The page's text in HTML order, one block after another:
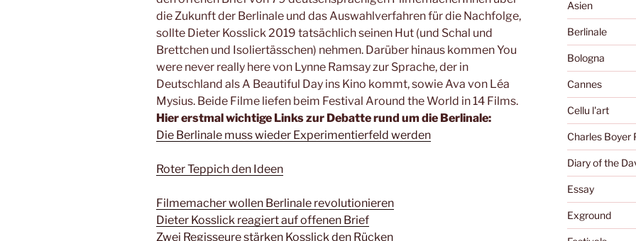
die Zukunft der Berlinale und das Auswahlverfahren für die Nachfolge,
sollte Dieter Kosslick 2019 tatsächlich seinen Hut (und Schal und
Brettchen und Isoliertässchen) nehmen. Darüber hinaus kommen You
were never really here von Lynne Ramsay zur Sprache, der in
Deutschland als A Beautiful Day ins Kino kommt, sowie Ava von Léa
Mysius. Beide Filme liefen beim Festival Around the World in 14 Films.
Hier erstmal wichtige Links zur Debatte rund um die Berlinale:
Die Berlinale muss wieder Experimentierfeld werden
Roter Teppich den Ideen
Filmemacher wollen Berlinale revolutionieren
Dieter Kosslick reagiert auf offenen Brief
Zwei Regisseure stärken Kosslick den Rücken
Asien
Berlinale
Bologna
Cannes
Cellu l'art
Charles Boyer
Diary of the
Essay
Exground